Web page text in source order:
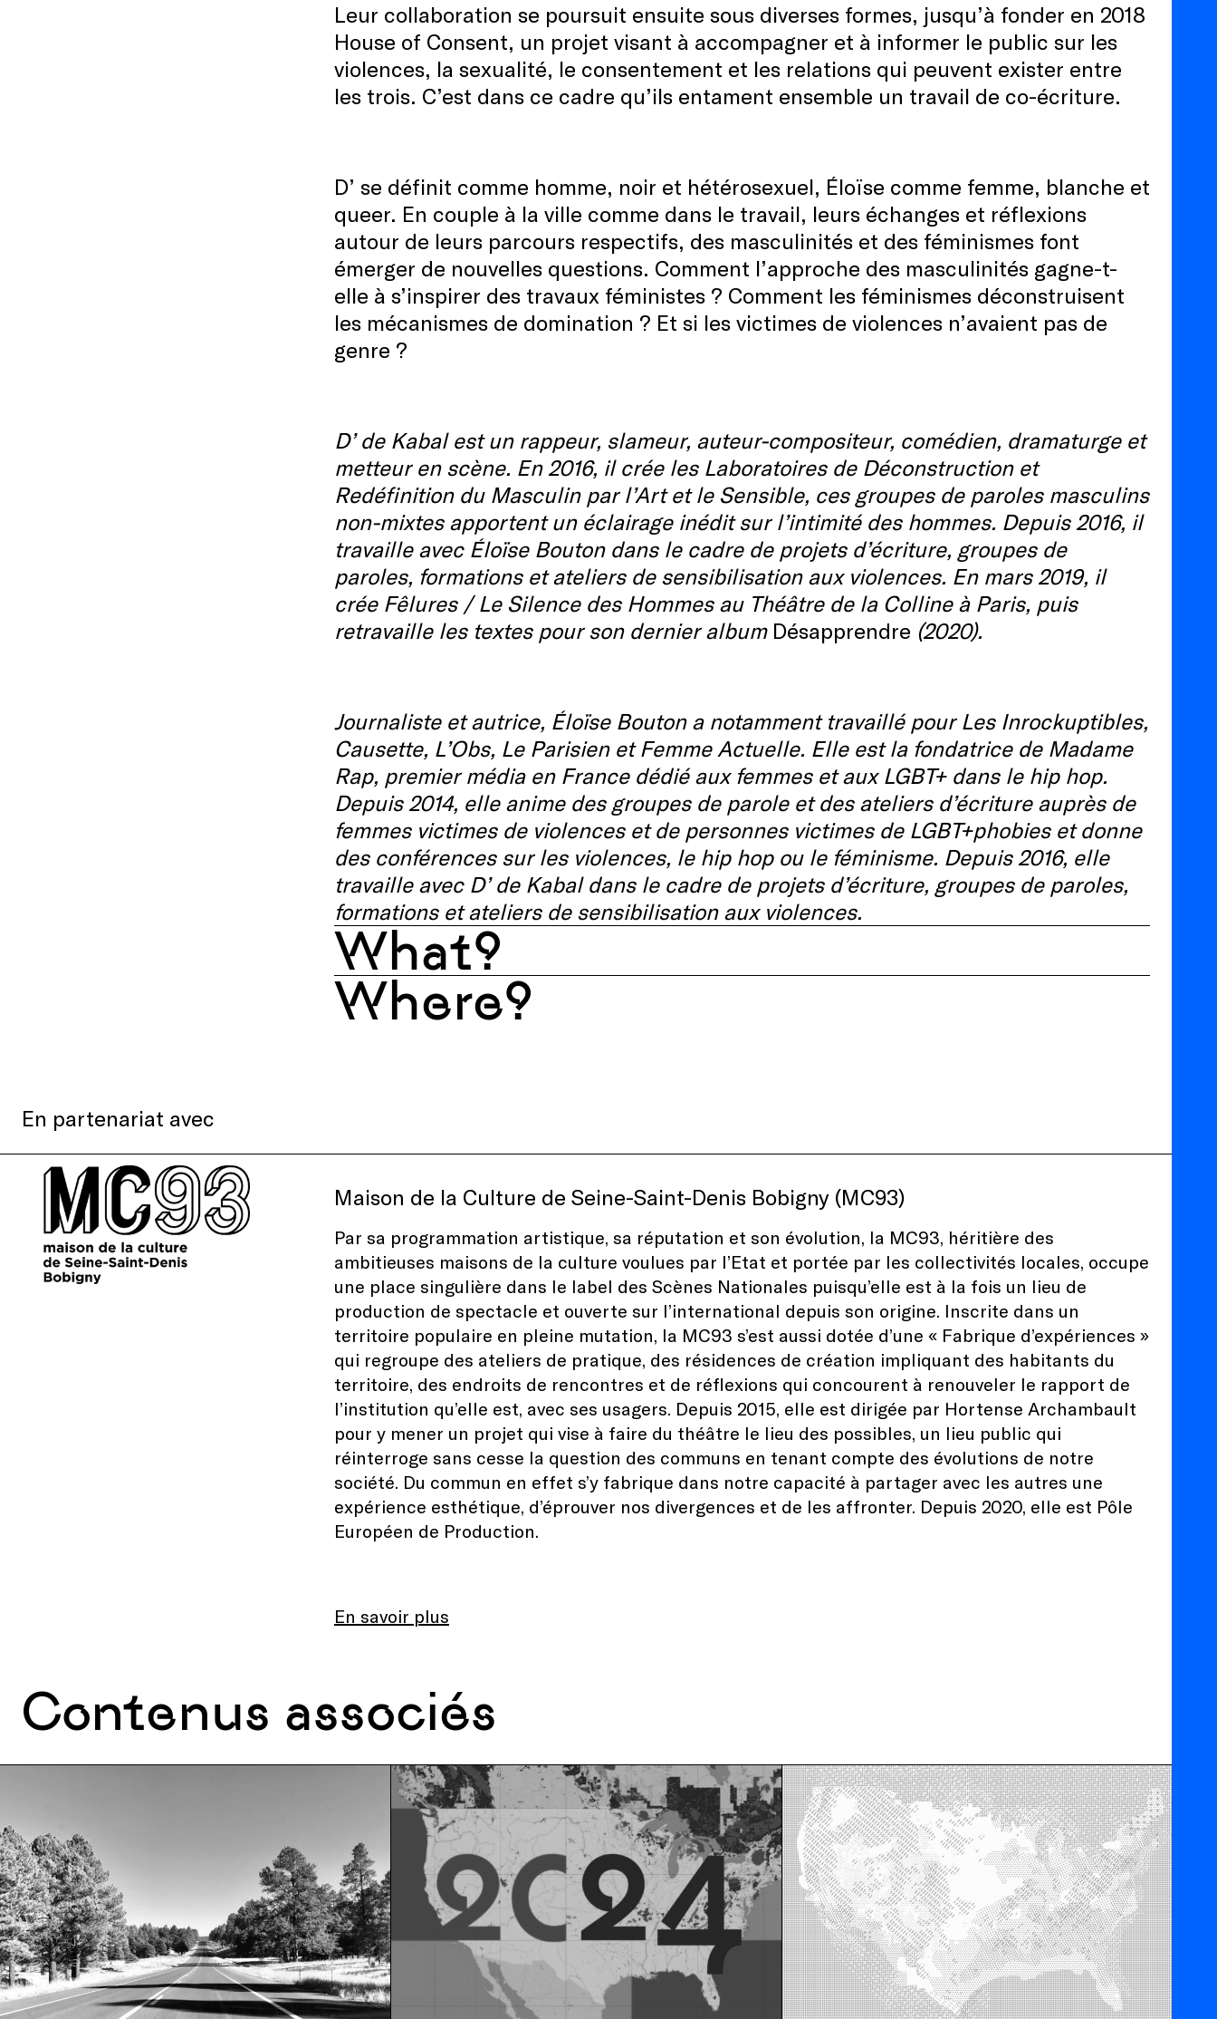
Leur collaboration se poursuit ensuite sous diverses formes, jusqu’à fonder en 2018
House of Consent, un projet visant à accompagner et à informer le public sur les
violences, la sexualité, le consentement et les relations qui peuvent exister entre
les trois. C’est dans ce cadre qu’ils entament ensemble un travail de co-écriture.
D’ se définit comme homme, noir et hétérosexuel, Éloïse comme femme, blanche et
queer. En couple à la ville comme dans le travail, leurs échanges et réflexions
autour de leurs parcours respectifs, des masculinités et des féminismes font
émerger de nouvelles questions. Comment l’approche des masculinités gagne-t-
elle à s’inspirer des travaux féministes ? Comment les féminismes déconstruisent
les mécanismes de domination ? Et si les victimes de violences n’avaient pas de
genre ?
D’ de Kabal est un rappeur, slameur, auteur-compositeur, comédien, dramaturge et
metteur en scène. En 2016, il crée les Laboratoires de Déconstruction et
Redéfinition du Masculin par l’Art et le Sensible, ces groupes de paroles masculins
non-mixtes apportent un éclairage inédit sur l’intimité des hommes. Depuis 2016, il
travaille avec Éloïse Bouton dans le cadre de projets d’écriture, groupes de
paroles, formations et ateliers de sensibilisation aux violences. En mars 2019, il
crée Fêlures / Le Silence des Hommes au Théâtre de la Colline à Paris, puis
retravaille les textes pour son dernier album Désapprendre (2020).
Journaliste et autrice, Éloïse Bouton a notamment travaillé pour Les Inrockuptibles,
Causette, L’Obs, Le Parisien et Femme Actuelle. Elle est la fondatrice de Madame
Rap, premier média en France dédié aux femmes et aux LGBT+ dans le hip hop.
Depuis 2014, elle anime des groupes de parole et des ateliers d’écriture auprès de
femmes victimes de violences et de personnes victimes de LGBT+phobies et donne
des conférences sur les violences, le hip hop ou le féminisme. Depuis 2016, elle
travaille avec D’ de Kabal dans le cadre de projets d’écriture, groupes de paroles,
formations et ateliers de sensibilisation aux violences.
What?
Where?
En partenariat avec
Maison de la Culture de Seine-Saint-Denis Bobigny (MC93)
Par sa programmation artistique, sa réputation et son évolution, la MC93, héritière des
ambitieuses maisons de la culture voulues par l’Etat et portée par les collectivités locales, occupe
une place singulière dans le label des Scènes Nationales puisqu’elle est à la fois un lieu de
production de spectacle et ouverte sur l’international depuis son origine. Inscrite dans un
territoire populaire en pleine mutation, la MC93 s’est aussi dotée d’une « Fabrique d’expériences »
qui regroupe des ateliers de pratique, des résidences de création impliquant des habitants du
territoire, des endroits de rencontres et de réflexions qui concourent à renouveler le rapport de
l’institution qu’elle est, avec ses usagers. Depuis 2015, elle est dirigée par Hortense Archambault
pour y mener un projet qui vise à faire du théâtre le lieu des possibles, un lieu public qui
réinterroge sans cesse la question des communs en tenant compte des évolutions de notre
société. Du commun en effet s’y fabrique dans notre capacité à partager avec les autres une
expérience esthétique, d’éprouver nos divergences et de les affronter. Depuis 2020, elle est Pôle
Européen de Production.
En savoir plus
Contenus associés